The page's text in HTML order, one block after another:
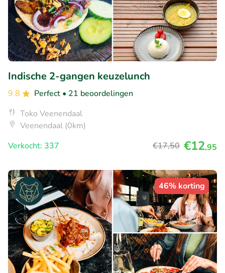
Indische 2-gangen keuzelunch
9.8 Perfect • 21 beoordelingen
Toko Veenendaal
Veenendaal (0km)
Verkocht: 337
€17,50 €12,95
46% korting